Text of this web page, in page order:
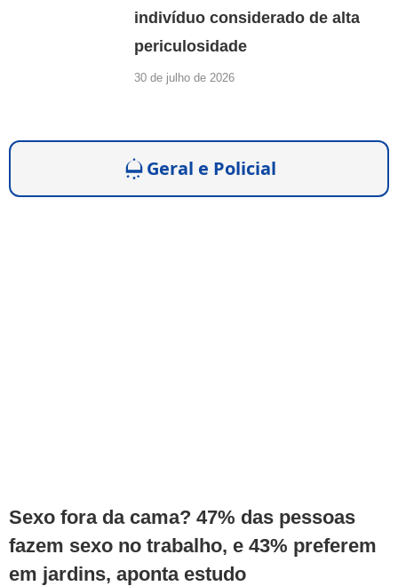
indivíduo considerado de alta
periculosidade
30 de julho de 2026
Geral e Policial
Sexo fora da cama? 47% das pessoas
fazem sexo no trabalho, e 43% preferem
em jardins, aponta estudo